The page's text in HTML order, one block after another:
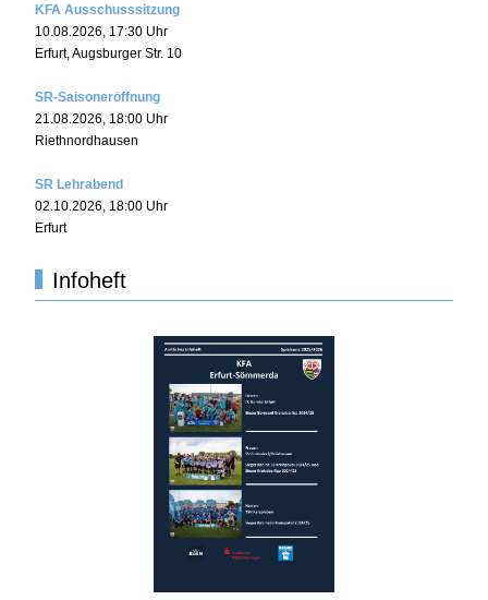
KFA Ausschusssitzung
10.08.2026 17:30 Uhr
Erfurt, Augsburger Str. 10
SR-Saisoneröffnung
21.08.2026 18:00 Uhr
Riethnordhausen
SR Lehrabend
02.10.2026 18:00 Uhr
Erfurt
Infoheft